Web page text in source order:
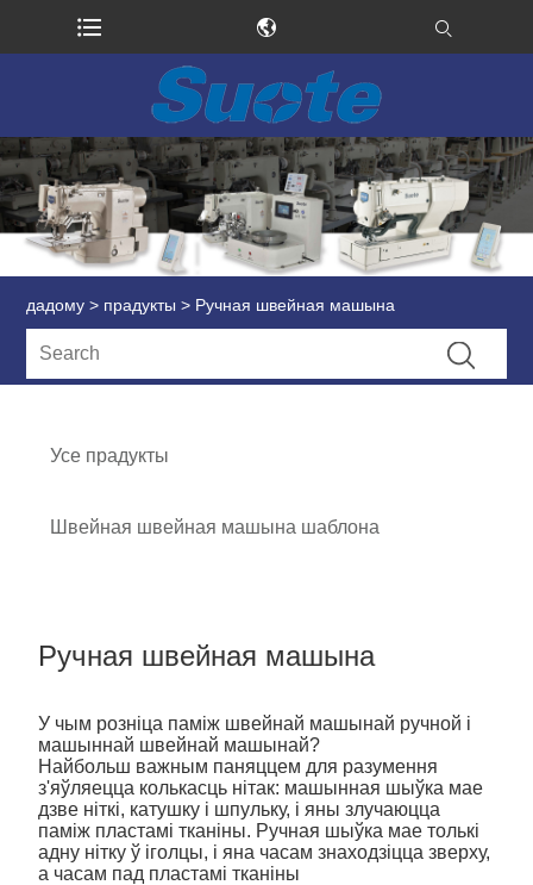
дадому > прадукты > Ручная швейная машына
Усе прадукты
Швейная швейная машына шаблона
Ручная швейная машына
У чым розніца паміж швейнай машынай ручной і
машыннай швейнай машынай?
Найбольш важным паняццем для разумення
з'яўляецца колькасць нітак: машынная шыўка мае
дзве ніткі, катушку і шпульку, і яны злучаюцца
паміж пластамі тканіны. Ручная шыўка мае толькі
адну нітку ў іголцы, і яна часам знаходзіцца зверху,
а часам пад пластамі тканіны